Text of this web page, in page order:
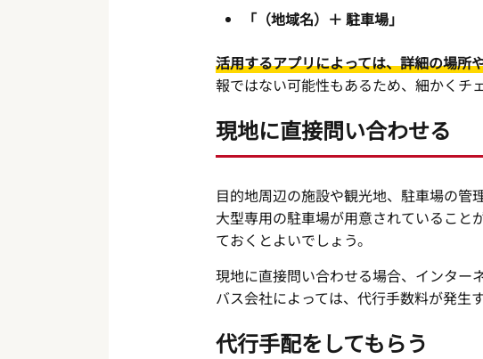
「（地域名）＋ 駐車場」
活用するアプリによっては、詳細の場所
報ではない可能性もあるため、細かくチ
現地に直接問い合わせる
目的地周辺の施設や観光地、駐車場の管
大型専用の駐車場が用意されていること
ておくとよいでしょう。
現地に直接問い合わせる場合、インター
バス会社によっては、代行手数料が発生
代行手配をしてもらう